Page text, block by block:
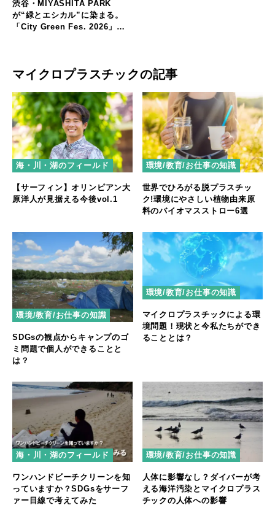
渋谷・MIYASHITA PARK
が“緑とエシカル”に染まる。
「City Green Fes. 2026」開
マイクロプラスチックの記事
海・川・湖のフィールド
【サーフィン】オリンピアン大
原洋人が見据える今後vol.1
環境/教育/お仕事の知識
世界でひろがる脱プラスチッ
ク!環境にやさしい植物由来原
料のバイオマスストロー6選
環境/教育/お仕事の知識
SDGsの観点からキャンプのゴ
ミ問題で個人ができることと
は？
環境/教育/お仕事の知識
マイクロプラスチックによる環
境問題！現状と今私たちができ
ることとは？
海・川・湖のフィールド
ワンハンドビーチクリーンを知
っていますか？SDGsをサーフ
ァー目線で考えてみた
環境/教育/お仕事の知識
人体に影響なし？ダイバーが考
える海洋汚染とマイクロプラス
チックの人体への影響